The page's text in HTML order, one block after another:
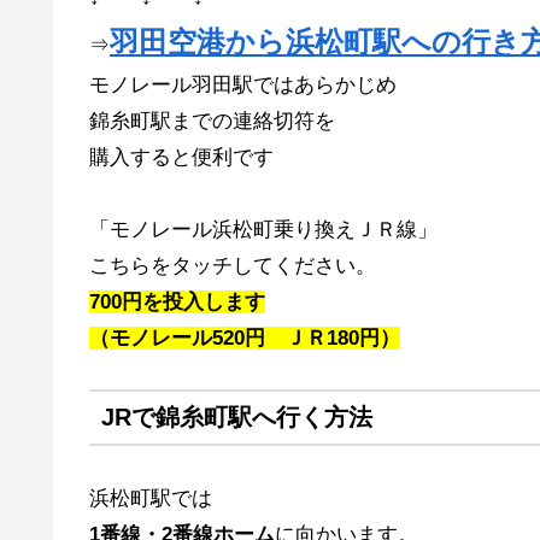
⇒羽田空港から浜松町駅への行き
モノレール羽田駅ではあらかじめ
錦糸町駅までの連絡切符を
購入すると便利です
「モノレール浜松町乗り換えＪＲ線」
こちらをタッチしてください。
700円を投入します
（モノレール520円 ＪＲ180円）
JRで錦糸町駅へ行く方法
浜松町駅では
1番線・2番線ホームに向かいます。